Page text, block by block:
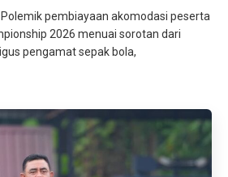
Polemik pembiayaan akomodasi peserta
2026 menuai sorotan dari
pengamat sepak bola,